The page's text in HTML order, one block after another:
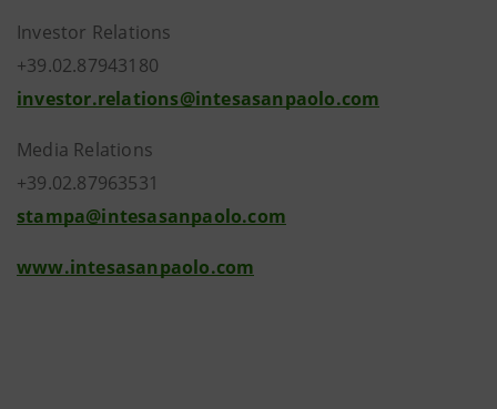
Investor Relations
+39.02.87943180
investor.relations@intesasanpaolo.com
Media Relations
+39.02.87963531
stampa@intesasanpaolo.com
www.intesasanpaolo.com